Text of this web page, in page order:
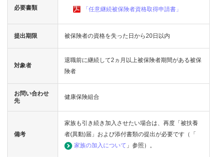
案必要書類 「任意継続被保険者資格取得申請書」
提出期限 被保険者の資格を失った日から20日以内
対象者
退職前に継続して2ヵ月以上被保険者期間がある被保
険者
お問い合わせ
先
健康保険組合
備考
家族も引き続き加入させたい場合は、再度「被扶養
者(異動)届」および添付書類の提出が必要です（「
家族の加入について 」参照）。